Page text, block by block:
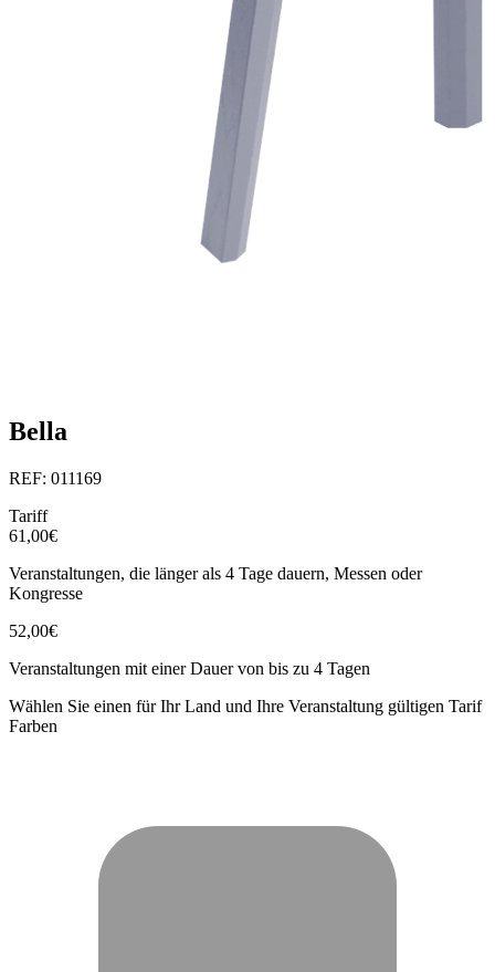
Bella
REF: 011169
Tariff
61,00€
Veranstaltungen, die länger als 4 Tage dauern, Messen oder
Kongresse
52,00€
Veranstaltungen mit einer Dauer von bis zu 4 Tagen
Wählen Sie einen für Ihr Land und Ihre Veranstaltung gültigen Tarif
Farben